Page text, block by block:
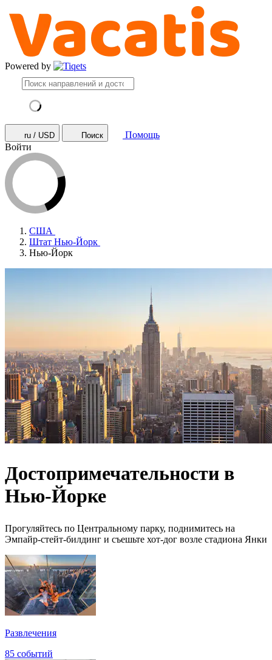
Powered by
ru / USD Поиск
Помощь
Войти
США
Штат Нью-Йорк
Нью-Йорк
Достопримечательности в
Нью-Йорке
Прогуляйтесь по Центральному парку, поднимитесь на
Эмпайр-стейт-билдинг и съешьте хот-дог возле стадиона Янки
Развлечения
85 событий